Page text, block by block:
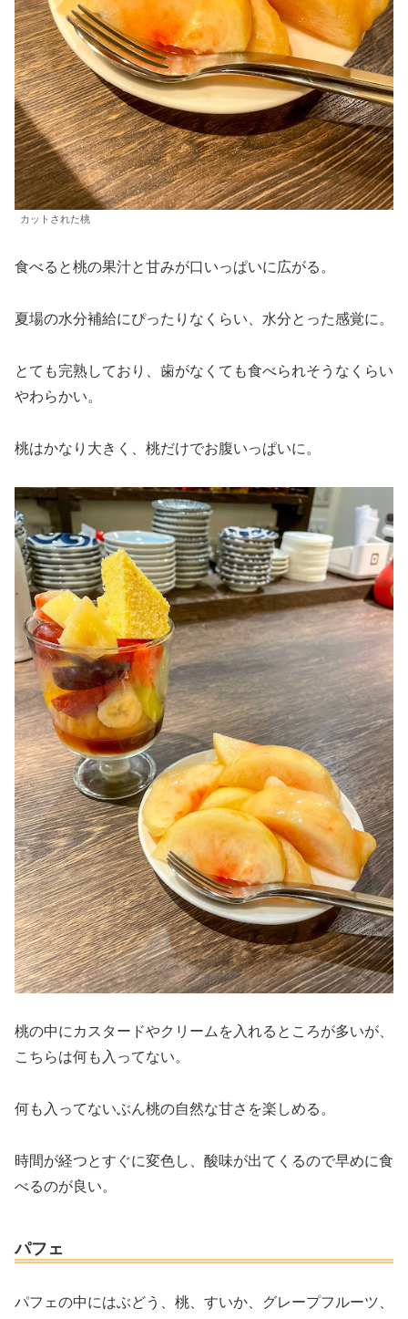
カットされた桃
食べると桃の果汁と甘みが口いっぱいに広がる。
夏場の水分補給にぴったりなくらい、水分とった感覚に。
とても完熟しており、歯がなくても食べられそうなくらい
やわらかい。
桃はかなり大きく、桃だけでお腹いっぱいに。
桃の中にカスタードやクリームを入れるところが多いが、
こちらは何も入ってない。
何も入ってないぶん桃の自然な甘さを楽しめる。
時間が経つとすぐに変色し、酸味が出てくるので早めに食
べるのが良い。
パフェ
パフェの中にはぶどう、桃、すいか、グレープフルーツ、